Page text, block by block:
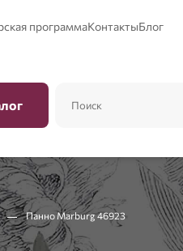
программаКонтактыБлог
Панно Marburg 46923